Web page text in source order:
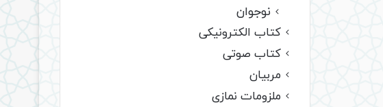
نوجوان
کتاب الکترونیکی
کتاب صوتی
مربیان
ملزومات نمازی